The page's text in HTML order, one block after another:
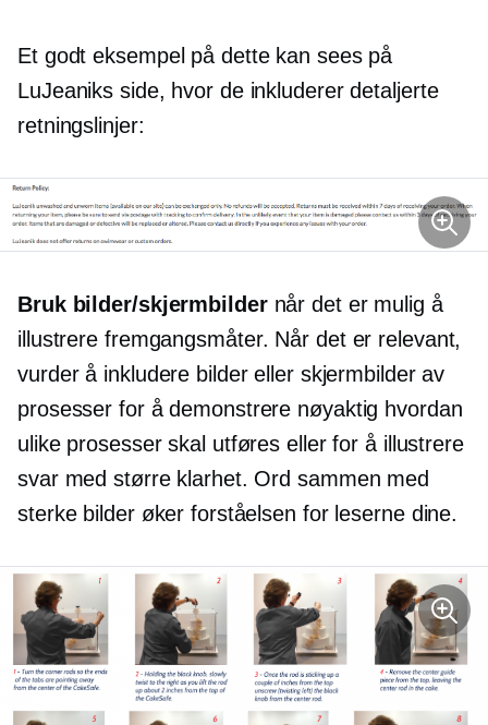
Et godt eksempel på dette kan sees på
LuJeaniks side, hvor de inkluderer detaljerte
retningslinjer:
Bruk bilder/skjermbildernår det er mulig å
illustrere fremgangsmåter. Når det er relevant,
vurder å inkludere bilder eller skjermbilder av
prosesser for å demonstrere nøyaktig hvordan
ulike prosesser skal utføres eller for å illustrere
svar med større klarhet. Ord sammen med
sterke bilder øker forståelsen for leserne dine.